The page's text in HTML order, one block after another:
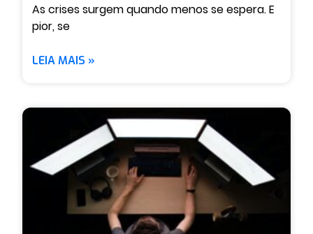
As crises surgem quando menos se espera. E
pior, se
LEIA MAIS »